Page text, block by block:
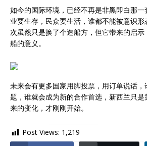
如今的国际环境，已经不再是非黑即白那
业要生存，民众要生活，谁都不能被意识
次虽然只是换了个造船方，但它带来的启
船的意义。
未来会有更多国家用脚投票，用订单说话
题，谁就会成为新的合作首选，新西兰只
来的变化，才刚刚开始。
Post Views: 1,219